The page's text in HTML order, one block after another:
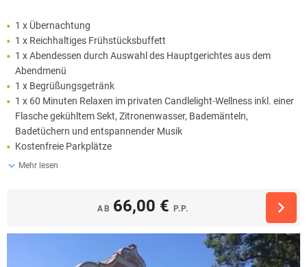
1 x Übernachtung
1 x Reichhaltiges Frühstücksbuffett
1 x Abendessen durch Auswahl des Hauptgerichtes aus dem
Abendmenü
1 x Begrüßungsgetränk
1 x 60 Minuten Relaxen im privaten Candlelight-Wellness inkl. einer
Flasche gekühltem Sekt, Zitronenwasser, Bademänteln,
Badetüchern und entspannender Musik
Kostenfreie Parkplätze
Mehr lesen
AB 66,00 € P.P.